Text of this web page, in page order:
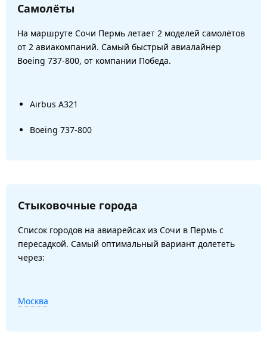
Самолёты
На маршруте Сочи Пермь летает 2 моделей самолётов
от 2 авиакомпаний. Самый быстрый авиалайнер
Boeing 737-800, от компании Победа.
Airbus A321
Boeing 737-800
Стыковочные города
Список городов на авиарейсах из Сочи в Пермь с
пересадкой. Самый оптимальный вариант долететь
через:
Москва